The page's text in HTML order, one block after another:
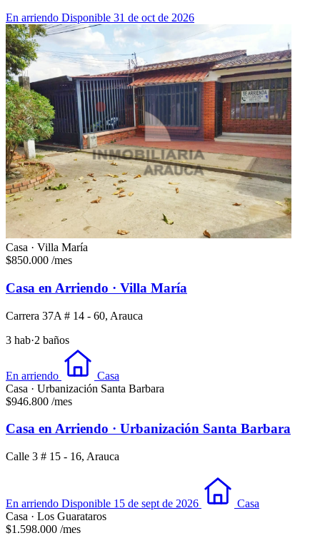
En arriendo Disponible 31 de oct de 2026
Casa · Villa María
$850.000 /mes
Casa en Arriendo · Villa María
Carrera 37A # 14 - 60, Arauca
3 hab·2 baños
En arriendo
Casa
Casa · Urbanización Santa Barbara
$946.800 /mes
Casa en Arriendo · Urbanización Santa Barbara
Calle 3 # 15 - 16, Arauca
En arriendo Disponible 15 de sept de 2026
Casa
Casa · Los Guarataros
$1.598.000 /mes